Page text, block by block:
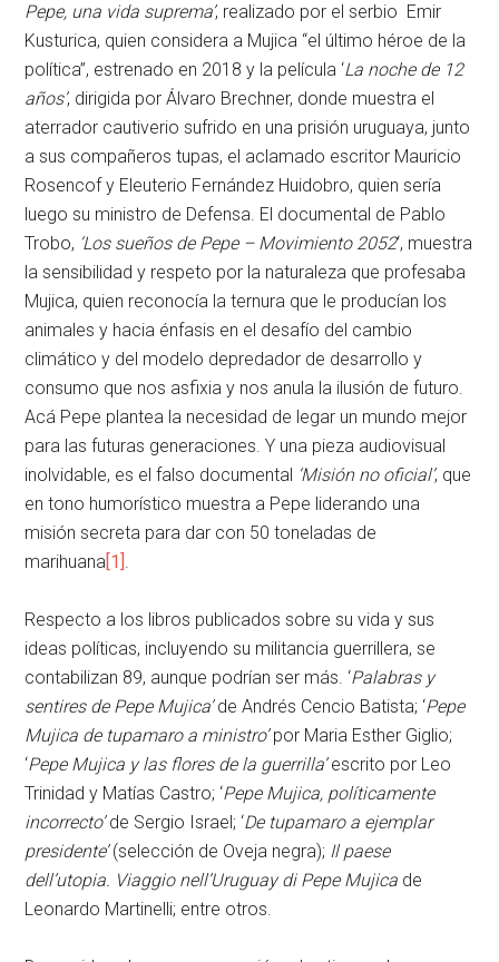
Pepe, una vida suprema’, realizado por el serbio Emir
Kusturica, quien considera a Mujica “el último héroe de la
política”, estrenado en 2018 y la película ‘La noche de 12
años’, dirigida por Álvaro Brechner, donde muestra el
aterrador cautiverio sufrido en una prisión uruguaya, junto
a sus compañeros tupas, el aclamado escritor Mauricio
Rosencof y Eleuterio Fernández Huidobro, quien sería
luego su ministro de Defensa. El documental de Pablo
Trobo, ‘Los sueños de Pepe – Movimiento 2052‘, muestra
la sensibilidad y respeto por la naturaleza que profesaba
Mujica, quien reconocía la ternura que le producían los
animales y hacia énfasis en el desafío del cambio
climático y del modelo depredador de desarrollo y
consumo que nos asfixia y nos anula la ilusión de futuro.
Acá Pepe plantea la necesidad de legar un mundo mejor
para las futuras generaciones. Y una pieza audiovisual
inolvidable, es el falso documental ‘Misión no oficial’, que
en tono humorístico muestra a Pepe liderando una
misión secreta para dar con 50 toneladas de
marihuana[1].
Respecto a los libros publicados sobre su vida y sus
ideas políticas, incluyendo su militancia guerrillera, se
contabilizan 89, aunque podrían ser más. ‘Palabras y
sentires de Pepe Mujica’de Andrés Cencio Batista; ‘Pepe
Mujica de tupamaro a ministro’por Maria Esther Giglio;
‘Pepe Mujica y las flores de la guerrilla’escrito por Leo
Trinidad y Matías Castro; ‘Pepe Mujica, políticamente
incorrecto’de Sergio Israel; ‘De tupamaro a ejemplar
presidente’(selección de Oveja negra); Il paese
dell’utopia. Viaggio nell’Uruguay di Pepe Mujica de
Leonardo Martinelli; entre otros.